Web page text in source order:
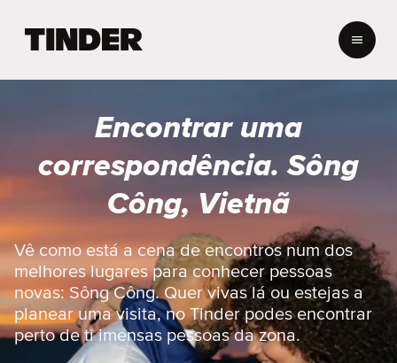
a
n
c
a
l
d
o
T
i
n
Encontrar uma
correspondência. Sông
Công, Vietnã
Vê como está a cena de encontros num dos
melhores lugares para conhecer pessoas
novas: Sông Công. Quer vivas lá ou estejas a
planear uma visita, no Tinder podes encontrar
perto de ti imensas pessoas da zona.